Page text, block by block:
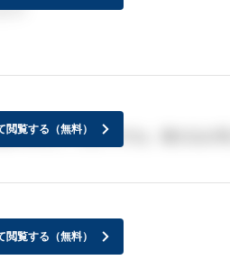
た☆
料理もしてるんですね。書き込み増
閲覧する（無料）
閲覧する（無料）